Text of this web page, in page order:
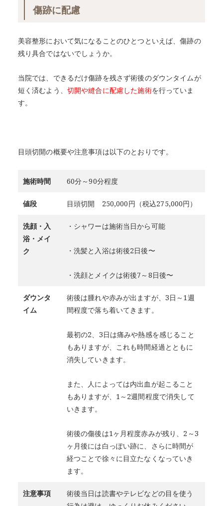
傷跡に配慮
美容整形において気になることのひとつといえば、傷跡の
残り具合ではないでしょうか。
当院では、できるだけ傷跡を残さず術後のダウンタイムが
短く済むよう、 切開や縫合に配慮した施術を行っていま
す。
目頭切開の概要や注意事項は以下のとおりです。
施術時間 60分～90分程度
値段 目頭切開 250,000円（税込275,000円）
洗顔・入
浴・メイ
ク
・シャワーは施術当日から可能
・洗髪と入浴は術後2日後〜
・洗顔とメイクは術後7～8日後〜
ダウンタ
イム
術後は腫れや赤みが出ますが、3日～1週
間程度で落ち着いてきます。
最初の2、3日は痛みや熱感を感じること
もありますが、これも時間経過とともに
消失していきます。
また、人によっては内出血が起こること
もありますが、1～2週間程度で消失して
いきます。
術後の傷後は1ヶ月程度赤みが残り、2～3
ヶ月後には白っぽい跡に、さらに時間が
経つことで徐々に目立たなくなっていき
ます。
注意事項
術後当日は読書やテレビなどの目を使う